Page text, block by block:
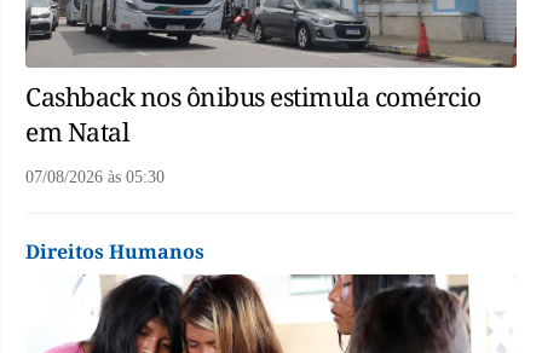
Cashback nos ônibus estimula comércio
em Natal
07/08/2026 às 05:30
Direitos Humanos